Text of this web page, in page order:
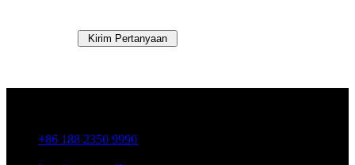
Kirim Pertanyaan
+86 188 2350 9990